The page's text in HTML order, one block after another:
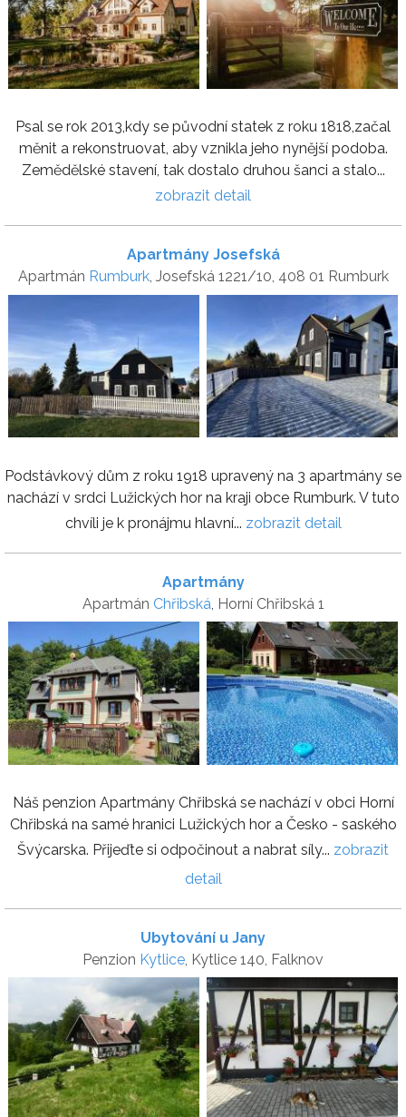
Psal se rok 2013,kdy se původní statek z roku 1818,začal
měnit a rekonstruovat, aby vznikla jeho nynější podoba.
Zemědělské stavení, tak dostalo druhou šanci a stalo...
zobrazit detail
Apartmány Josefská
Apartmán Rumburk, Josefská 1221/10, 408 01 Rumburk
Podstávkový dům z roku 1918 upravený na 3 apartmány se
nachází v srdci Lužických hor na kraji obce Rumburk. V tuto
chvíli je k pronájmu hlavní... zobrazit detail
Apartmány
Apartmán Chřibská , Horní Chřibská 1
Náš penzion Apartmány Chřibská se nachází v obci Horní
Chřibská na samé hranici Lužických hor a Česko - saského
Švýcarska. Přijeďte si odpočinout a nabrat síly... zobrazit
detail
Ubytování u Jany
Penzion Kytlice , Kytlice 140, Falknov